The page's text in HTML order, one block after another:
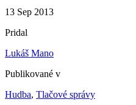
13 Sep 2013
Pridal
Lukáš Mano
Publikované v
Hudba, Tlačové správy